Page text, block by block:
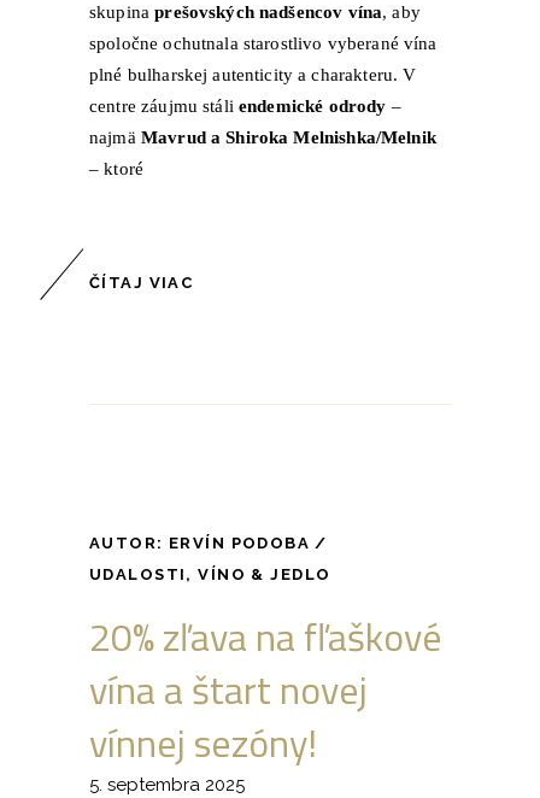
skupinaprešovských nadšencov vína, aby
spoločne ochutnala starostlivo vyberané vína
plné bulharskej autenticity a charakteru. V
centre záujmu stáliendemické odrody –
najmä Mavrud a Shiroka Melnishka/Melnik
– ktoré
ČÍTAJ VIAC
AUTOR: ERVÍN PODOBA
UDALOSTI ,VÍNO & JEDLO
20% zľava na fľaškové
vína a štart novej
vínnej sezóny!
5. septembra 2025